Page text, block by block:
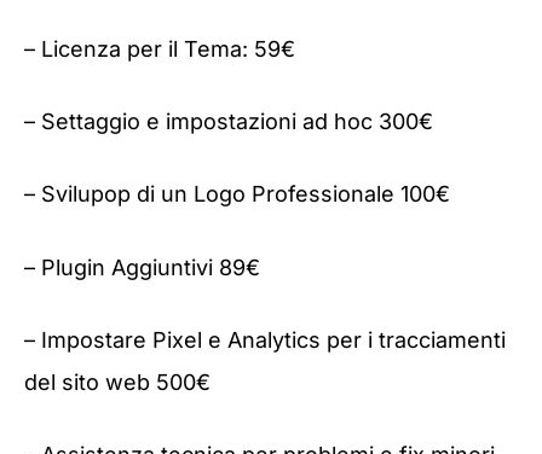
– Licenza per il Tema: 59€
– Settaggio e impostazioni ad hoc 300€
– Svilupop di un Logo Professionale 100€
– Plugin Aggiuntivi 89€
– Impostare Pixel e Analytics per i tracciamenti
del sito web 500€